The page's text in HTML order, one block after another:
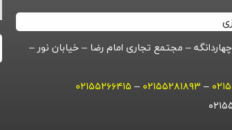
– مجتمع تجاری امام رضا – خیابان نور –
– ۰۲۱۵۵۲۸۱۸۹۳ – ۰۲۱۵۵۲۶۶۴۱۵